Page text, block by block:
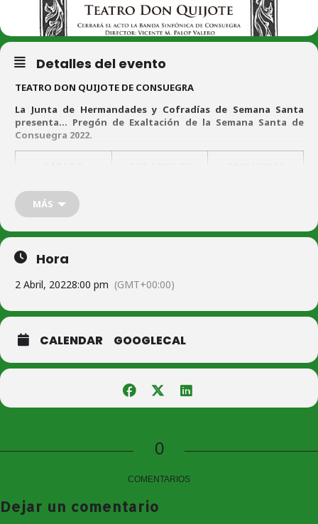
Detalles del evento
TEATRO DON QUIJOTE DE CONSUEGRA
La Junta de Hermandades y Cofradías de Semana Santa
presenta… Pregón de Exaltación de la Semana Santa de
Consuegra 2022.
Entrada/Donativo: 1€.
Pregón a cargo del Rvdo. Sr. D. Juan Alberto Ramírez Avilés. Párroco
de Urda.
MÁS
Hora
2 Abril, 20228:00 pm (GMT+00:00)
CALENDAR GOOGLECAL
0
COMENTARIOS
Dejar un comentario